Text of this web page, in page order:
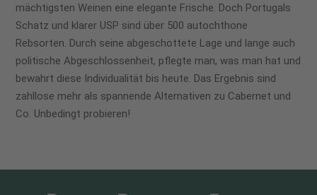
mächtigsten Weinen eine elegante Frische. Doch Portugals
Schatz und klarer USP sind über 500 autochthone
Rebsorten. Durch seine abgeschottete Lage und lange auch
politische Abgeschlossenheit, pflegte man, was man hat und
bewahrt diese Individualität bis heute. Das Ergebnis sind
zahllose mehr als spannende Alternativen zu Cabernet und
Co. Unbedingt probieren!